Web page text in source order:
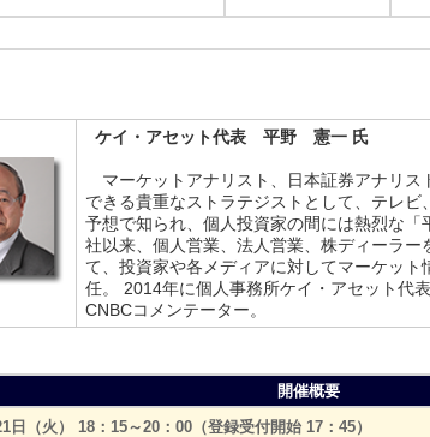
ケイ・アセット代表 平野 憲一 氏
マーケットアナリスト、日本証券アナリス
できる貴重なストラテジストとして、テレ
予想で知られ、個人投資家の間には熱烈な
社以来、個人営業、法人営業、株ディーラ
て、投資家や各メディアに対してマーケッ
任。 2014年に個人事務所ケイ・アセット代
CNBCコメンテーター。
開催概要
日（火） 18：15～20：00（登録受付開始 17：45）